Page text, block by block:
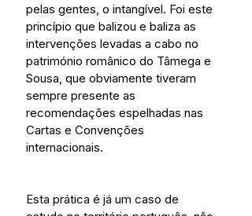
pelas gentes, o intangível. Foi este
princípio que balizou e baliza as
intervenções levadas a cabo no
património românico do Tâmega e
Sousa, que obviamente tiveram
sempre presente as
recomendações espelhadas nas
Cartas e Convenções
internacionais.
Esta prática é já um caso de